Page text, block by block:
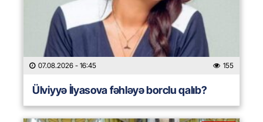
07.08.2026 - 16:45 155
Ülviyyə İlyasova fəhləyə borclu qalıb?